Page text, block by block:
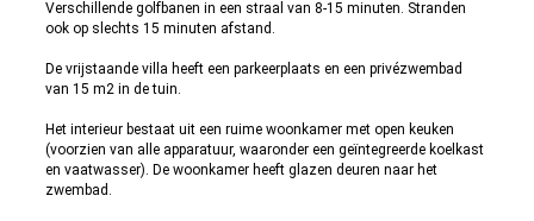
Verschillende golfbanen in een straal van 8-15 minuten. Stranden
ook op slechts 15 minuten afstand.
De vrijstaande villa heeft een parkeerplaats en een privézwembad
van 15 m2 in de tuin.
Het interieur bestaat uit een ruime woonkamer met open keuken
(voorzien van alle apparatuur, waaronder een geïntegreerde koelkast
en vaatwasser). De woonkamer heeft glazen deuren naar het
zwembad.